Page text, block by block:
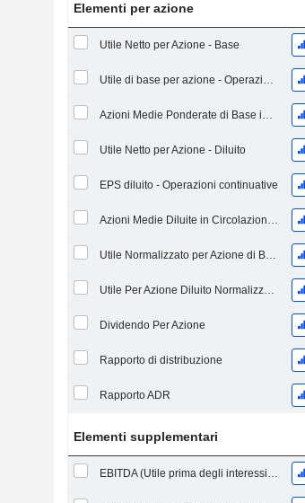
Elementi per azione
Utile Netto per Azione - Base
Utile di base per azione - Operazioni continuative
Azioni Medie Ponderate di Base in Circolazione
Utile Netto per Azione - Diluito
EPS diluito - Operazioni continuative
Azioni Medie Diluite in Circolazione Ponderate
Utile Normalizzato per Azione di Base
Utile Per Azione Diluito Normalizzato
Dividendo Per Azione
Rapporto di distribuzione
Rapporto ADR
Elementi supplementari
EBITDA (Utile prima degli interessi, delle imposte, del deprezzamento e dell'ammortamento)